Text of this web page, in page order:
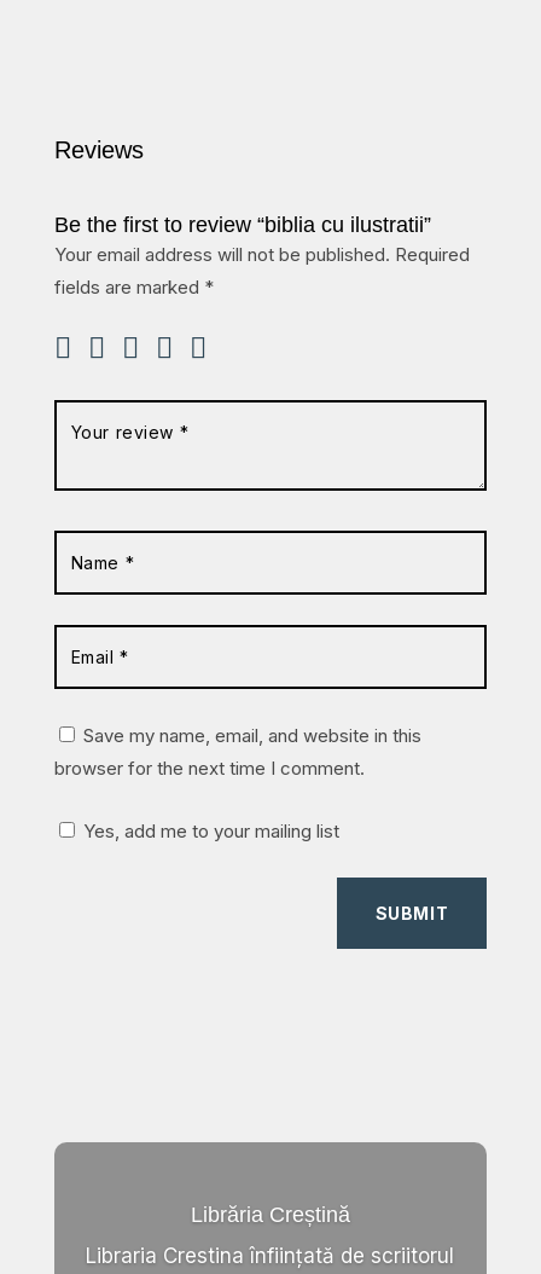
Reviews
Be the first to review “biblia cu ilustratii”
Your email address will not be published. Required
fields are marked *
Save my name, email, and website in this
browser for the next time I comment.
Yes, add me to your mailing list
SUBMIT
Librăria Creștină
Libraria Crestina înființată de scriitorul